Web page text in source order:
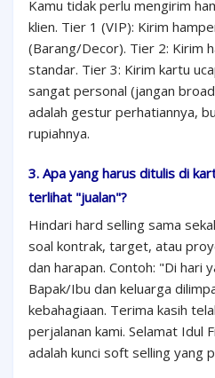
Kamu tidak perlu mengirim
klien. Tier 1 (VIP): Kirim
(Barang/Decor). Tier 2: Kirim
standar. Tier 3: Kirim kartu
sangat personal (jangan
adalah gestur perhatiannya,
rupiahnya.
3. Apa yang harus ditulis di
terlihat "jualan"?
Hindari hard selling sama
soal kontrak, target, atau
dan harapan. Contoh: "Di hari
Bapak/Ibu dan keluarga
kebahagiaan. Terima kasih
perjalanan kami. Selamat Idul
adalah kunci soft selling yang